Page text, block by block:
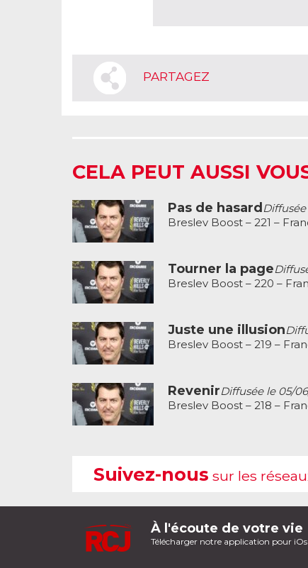
PARTAGEZ
CELA PEUT AUSSI
Pas de hasard
Breslev Boost – 221 –
Tourner la page
Breslev Boost – 220 –
Juste une illusion
Breslev Boost – 219 –
RevenirDiffusée le 05/
Breslev Boost – 218 –
Suivez-nous sur les
À l'écoute de votre vie
Télécharger notre application pour